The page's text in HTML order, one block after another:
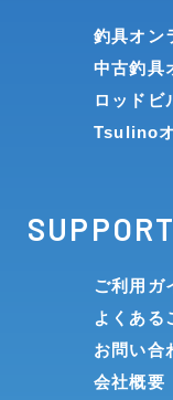
釣具オン
中古釣具
ロッドビ
Tsulino
SUPPORT
ご利用ガ
よくある
お問い合
会社概要